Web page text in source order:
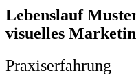
Lebenslauf
visuelles
Praxiserfahrung